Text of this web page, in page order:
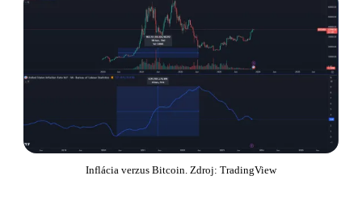
Inflácia verzus Bitcoin. Zdroj: TradingView